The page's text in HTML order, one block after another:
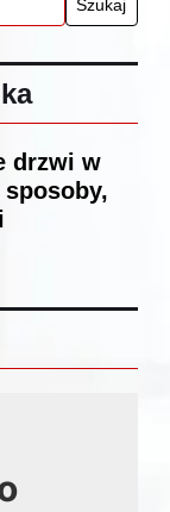
drzwi w